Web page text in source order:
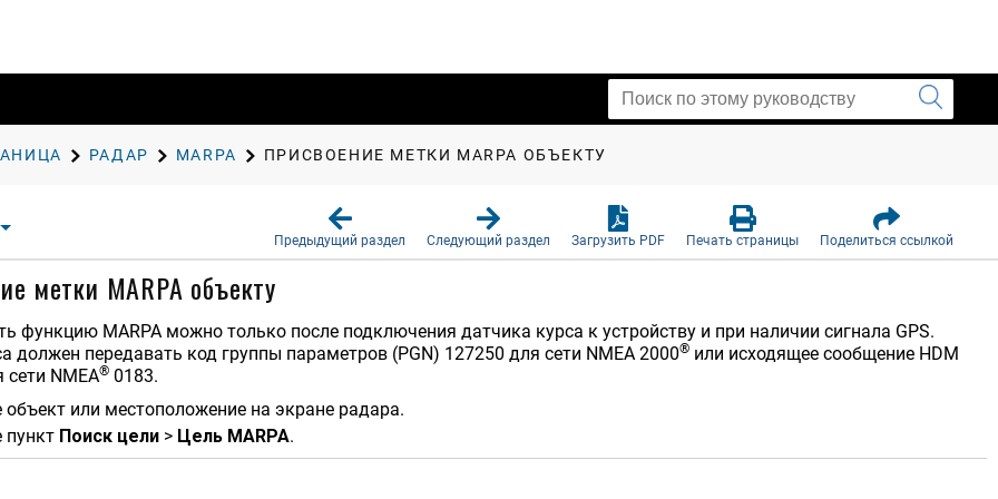
РАДАР MARPA ПРИСВОЕНИЕ МЕТКИ MARPA ОБЪЕКТУ
Предыдущий раздел Следующий раздел Загрузить PDF Печать страницы Поделиться ссылкой
метки MARPA объекту
функцию MARPA можно только после подключения датчика курса к устройству и при наличии сигнала GPS.
должен передавать код группы параметров (PGN) 127250 для сети NMEA 2000® или исходящее сообщение HDM
сети NMEA® 0183.
объект или местоположение на экране радара.
пункт Поиск цели > Цель MARPA.